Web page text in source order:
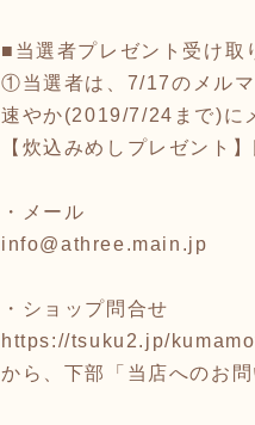
■当選者プレゼント受け取
①当選者は、7/17のメルマ
速やか(2019/7/24まで)に
【炊込みめしプレゼント
・メール
info@athree.main.jp
・ショップ問合せ
https://tsuku2.jp/
から、下部「当店へのお